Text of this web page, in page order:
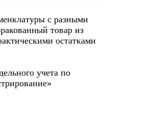
с разными
товар из
остатками
учета по